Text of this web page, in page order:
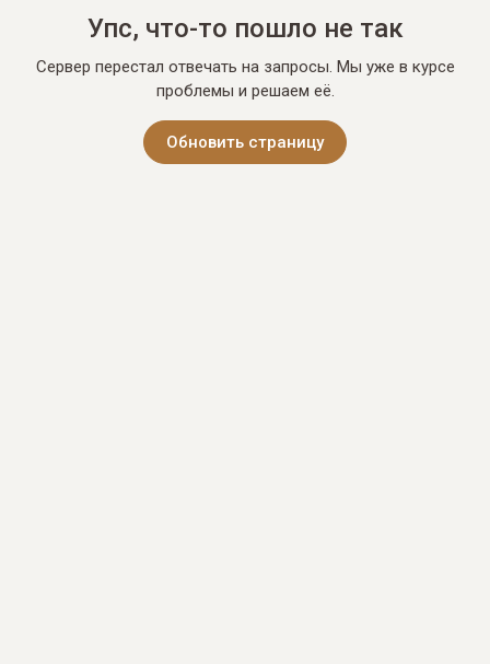
Упс, что-то пошло не так
Сервер перестал отвечать на запросы. Мы уже в курсе
проблемы и решаем её.
Обновить страницу